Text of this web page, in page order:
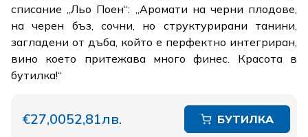
списание „Льо Поен“: „Аромати на черни плодове,
на черен бъз, сочни, но структурирани танини,
загладени от дъба, който е перфектно интегриран,
вино което притежава много финес. Красота в
бутилка!“
€27,0052,81лв. БУТИЛКА